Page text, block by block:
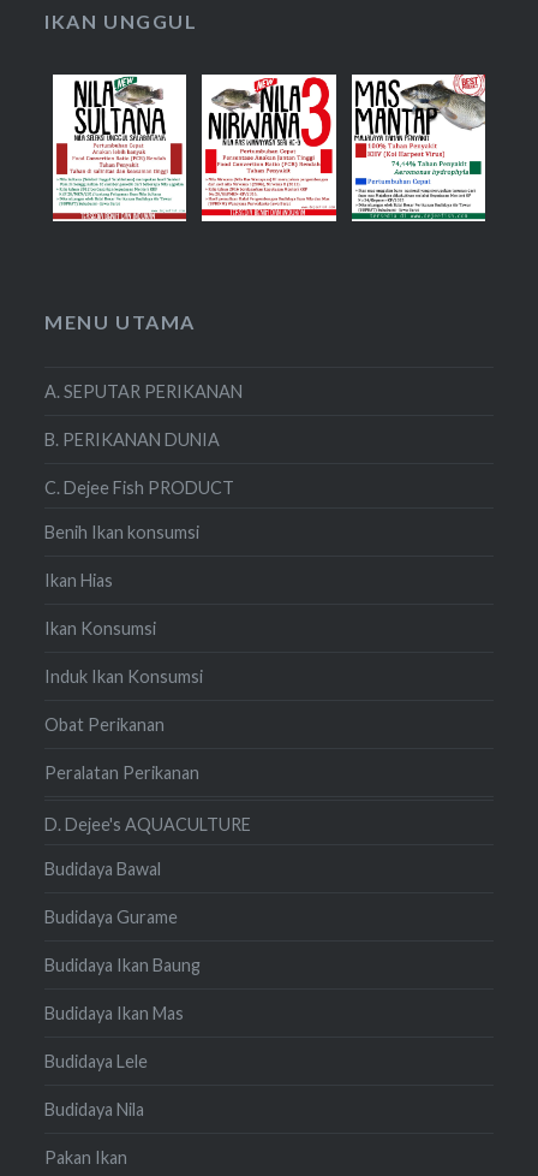
IKAN UNGGUL
MENU UTAMA
A. SEPUTAR PERIKANAN
B. PERIKANAN DUNIA
C. Dejee Fish PRODUCT
Benih Ikan konsumsi
Ikan Hias
Ikan Konsumsi
Induk Ikan Konsumsi
Obat Perikanan
Peralatan Perikanan
D. Dejee's AQUACULTURE
Budidaya Bawal
Budidaya Gurame
Budidaya Ikan Baung
Budidaya Ikan Mas
Budidaya Lele
Budidaya Nila
Pakan Ikan